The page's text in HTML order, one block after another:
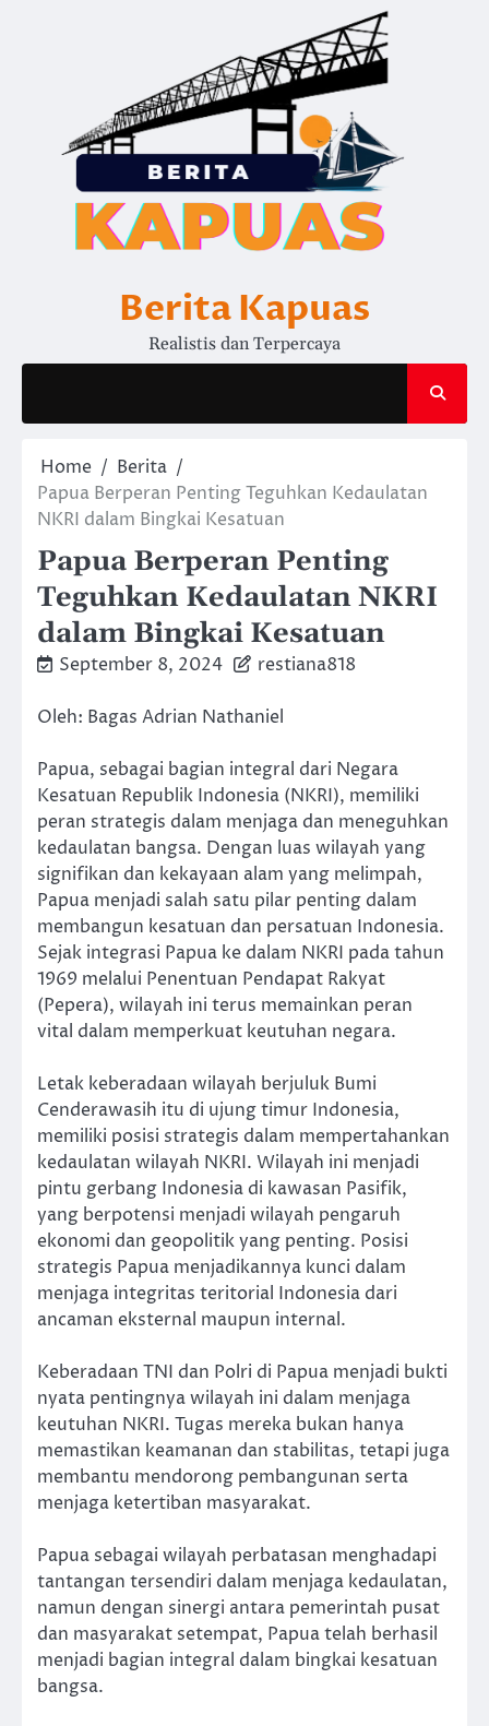
Berita Kapuas
Realistis dan Terpercaya
Home
Berita
Papua Berperan Penting Teguhkan Kedaulatan
NKRI dalam Bingkai Kesatuan
Papua Berperan Penting
Teguhkan Kedaulatan NKRI
dalam Bingkai Kesatuan
September 8, 2024 restiana818
Oleh: Bagas Adrian Nathaniel
Papua, sebagai bagian integral dari Negara
Kesatuan Republik Indonesia (NKRI), memiliki
peran strategis dalam menjaga dan meneguhkan
kedaulatan bangsa. Dengan luas wilayah yang
signifikan dan kekayaan alam yang melimpah,
Papua menjadi salah satu pilar penting dalam
membangun kesatuan dan persatuan Indonesia.
Sejak integrasi Papua ke dalam NKRI pada tahun
1969 melalui Penentuan Pendapat Rakyat
(Pepera), wilayah ini terus memainkan peran
vital dalam memperkuat keutuhan negara.
Letak keberadaan wilayah berjuluk Bumi
Cenderawasih itu di ujung timur Indonesia,
memiliki posisi strategis dalam mempertahankan
kedaulatan wilayah NKRI. Wilayah ini menjadi
pintu gerbang Indonesia di kawasan Pasifik,
yang berpotensi menjadi wilayah pengaruh
ekonomi dan geopolitik yang penting. Posisi
strategis Papua menjadikannya kunci dalam
menjaga integritas teritorial Indonesia dari
ancaman eksternal maupun internal.
Keberadaan TNI dan Polri di Papua menjadi bukti
nyata pentingnya wilayah ini dalam menjaga
keutuhan NKRI. Tugas mereka bukan hanya
memastikan keamanan dan stabilitas, tetapi juga
membantu mendorong pembangunan serta
menjaga ketertiban masyarakat.
Papua sebagai wilayah perbatasan menghadapi
tantangan tersendiri dalam menjaga kedaulatan,
namun dengan sinergi antara pemerintah pusat
dan masyarakat setempat, Papua telah berhasil
menjadi bagian integral dalam bingkai kesatuan
bangsa.